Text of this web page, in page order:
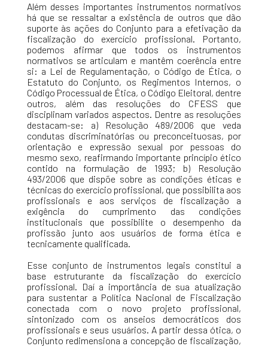
Além desses importantes instrumentos normativos
há que se ressaltar a existência de outros que dão
suporte às ações do Conjunto para a efetivação da
fiscalização do exercício profissional. Portanto,
podemos afirmar que todos os instrumentos
normativos se articulam e mantêm coerência entre
si: a Lei de Regulamentação, o Código de Ética, o
Estatuto do Conjunto, os Regimentos Internos, o
Código Processual de Ética, o Código Eleitoral, dentre
outros, além das resoluções do CFESS que
disciplinam variados aspectos. Dentre as resoluções
destacam-se: a) Resolução 489/2006 que veda
condutas discriminatórias ou preconceituosas, por
orientação e expressão sexual por pessoas do
mesmo sexo, reafirmando importante princípio ético
contido na formulação de 1993; b) Resolução
493/2006 que dispõe sobre as condições éticas e
técnicas do exercício profissional, que possibilita aos
profissionais e aos serviços de fiscalização a
exigência do cumprimento das condições
institucionais que possibilite o desempenho da
profissão junto aos usuários de forma ética e
tecnicamente qualificada.
Esse conjunto de instrumentos legais constitui a
base estruturante da fiscalização do exercício
profissional. Daí a importância de sua atualização
para sustentar a Política Nacional de Fiscalização
conectada com o novo projeto profissional,
sintonizado com os anseios democráticos dos
profissionais e seus usuários. A partir dessa ótica, o
Conjunto redimensiona a concepção de fiscalização,